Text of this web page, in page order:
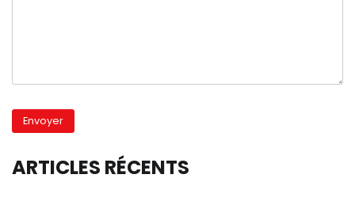
ARTICLES RÉCENTS